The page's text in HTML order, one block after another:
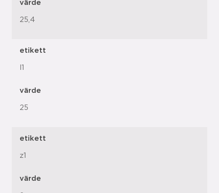
värde
25,4
etikett
l1
värde
25
etikett
z1
värde